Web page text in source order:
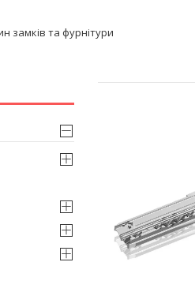
замків та фурнітури